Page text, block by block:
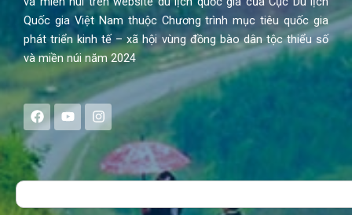
Quốc gia Việt Nam thuộc Chương trình mục tiêu quốc gia
phát triển kinh tế – xã hội vùng đồng bào dân tộc thiểu số
và miền núi năm 2024
F
a
c
e
b
o
Y
o
u
t
u
b
I
n
s
a
g
Search